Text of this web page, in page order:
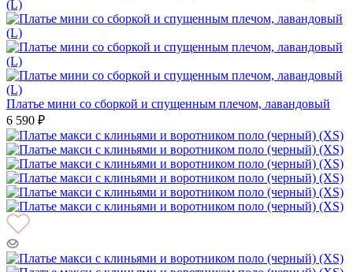
Платье мини со сборкой и спущенным плечом, лавандовый
6 590 ₽